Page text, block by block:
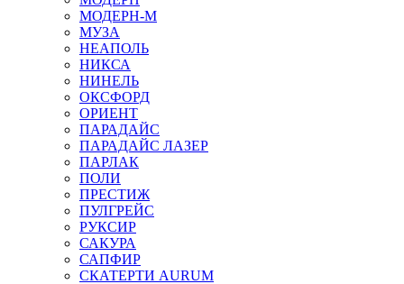
МОДЕРН-М
МУЗА
НЕАПОЛЬ
НИКСА
НИНЕЛЬ
ОКСФОРД
ОРИЕНТ
ПАРАДАЙС
ПАРАДАЙС ЛАЗЕР
ПАРЛАК
ПОЛИ
ПРЕСТИЖ
ПУЛГРЕЙС
РУКСИР
САКУРА
САПФИР
СКАТЕРТИ AURUM